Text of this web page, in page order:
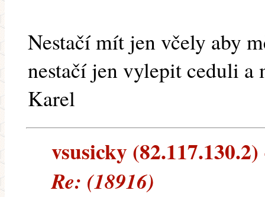
Nestačí mít jen včely aby
nestačí jen vylepit ceduli a
Karel
vsusicky
Re: (18916)